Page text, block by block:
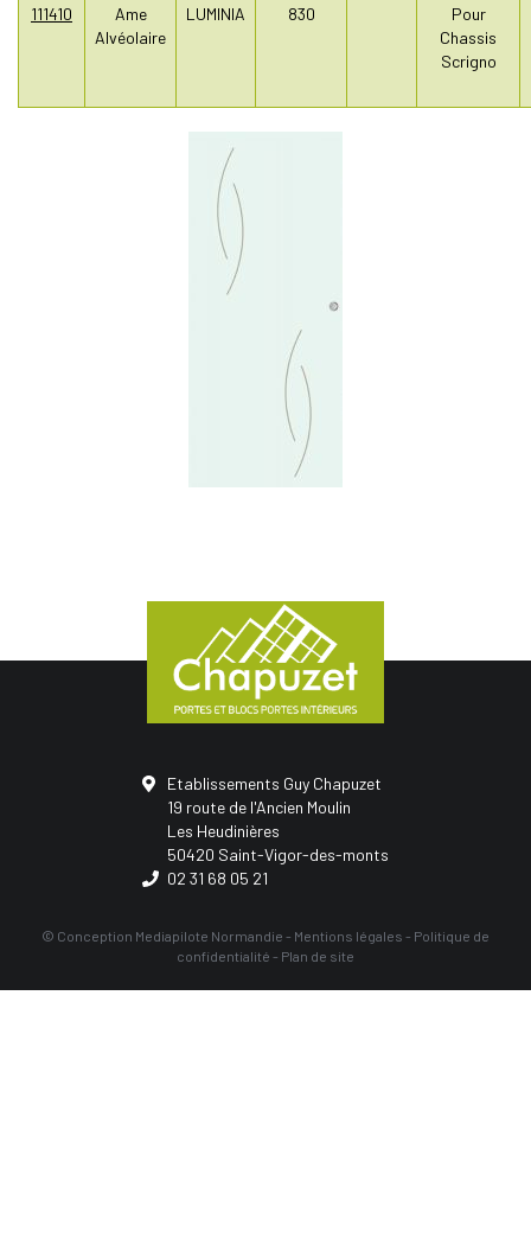
111410
Ame
Alvéolaire
LUMINIA 830
Pour
Chassis
Scrigno
Etablissements Guy Chapuzet
19 route de l'Ancien Moulin
Les Heudinières
50420 Saint-Vigor-des-monts
02 31 68 05 21
© Conception Mediapilote Normandie - Mentions légales - Politique de
confidentialité - Plan de site